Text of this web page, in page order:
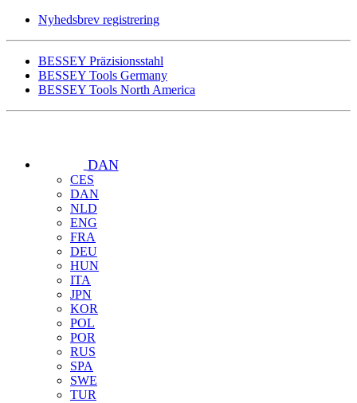
Nyhedsbrev registrering
BESSEY Präzisionsstahl
BESSEY Tools Germany
BESSEY Tools North America
DAN
CES
DAN
NLD
ENG
FRA
DEU
HUN
ITA
JPN
KOR
POL
POR
RUS
SPA
SWE
TUR